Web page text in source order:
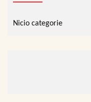
Nicio categorie